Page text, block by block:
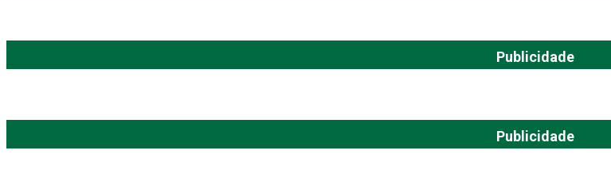
Publicidade
Publicidade